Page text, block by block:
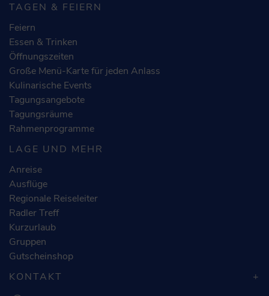
TAGEN & FEIERN
Feiern
Essen & Trinken
Öffnungszeiten
Große Menü-Karte für jeden Anlass
Kulinarische Events
Tagungsangebote
Tagungsräume
Rahmenprogramme
LAGE UND MEHR
Anreise
Ausflüge
Regionale Reiseleiter
Radler Treff
Kurzurlaub
Gruppen
Gutscheinshop
KONTAKT